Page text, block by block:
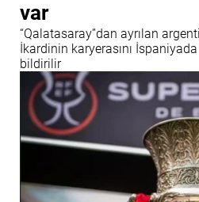
var
“Qalatasaray”dan ayrılan
İkardinin karyerasını
bildirilir